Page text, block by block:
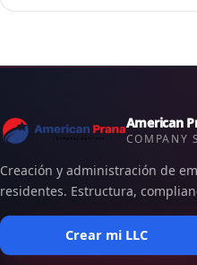
American
COMPANY
Creación y administración de
residentes. Estructura,
Crear mi LLC